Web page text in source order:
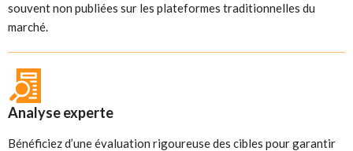
souvent non publiées sur les plateformes traditionnelles du
marché.
Analyse experte
Bénéficiez d’une évaluation rigoureuse des cibles pour garantir